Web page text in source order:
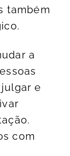
também
a
e
com